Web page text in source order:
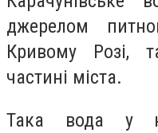
джерелом
Кривому Розі,
частині міста.
Така вода у